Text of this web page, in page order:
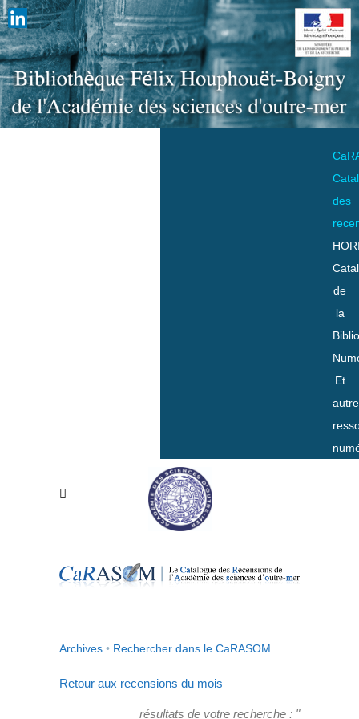
des
de
la
Et
Archives • Rechercher dans le CaRASOM
Retour aux recensions du mois
résultats de votre recherche : "